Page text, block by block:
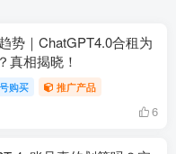
势｜ChatGPT4.0合租为
真相揭晓！
购买 推广产品
6